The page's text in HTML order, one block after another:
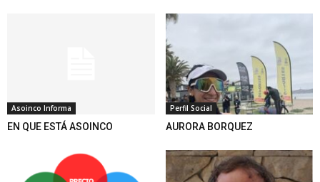
Asoinco Informa
EN QUE ESTÁ ASOINCO
Perfil Social
AURORA BORQUEZ